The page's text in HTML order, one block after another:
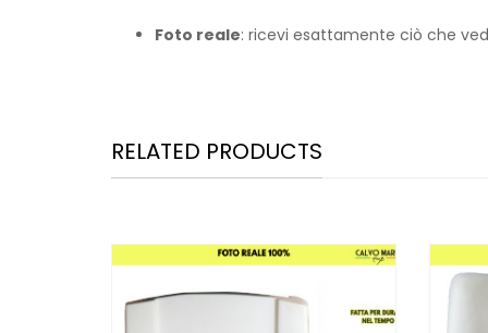
Foto reale: ricevi esattamente ciò che
RELATED PRODUCTS